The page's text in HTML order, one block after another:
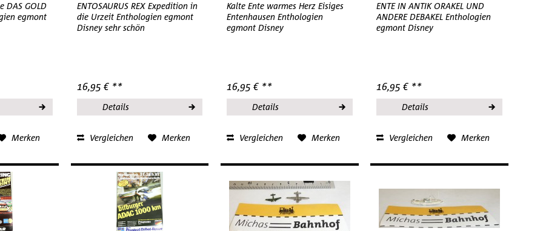
DAS GOLD
egmont
Merken
ENTOSAURUS REX Expedition in
die Urzeit Enthologien egmont
Disney sehr schön
16,95 € **
Details
Vergleichen Merken
Kalte Ente warmes Herz Eisiges
Entenhausen Enthologien
egmont Disney
16,95 € **
Details
Vergleichen Merken
ENTE IN ANTIK ORAKEL UND
ANDERE DEBAKEL Enthologien
egmont Disney
16,95 € **
Details
Vergleichen Merken